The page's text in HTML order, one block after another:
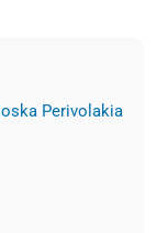
Perivolakia